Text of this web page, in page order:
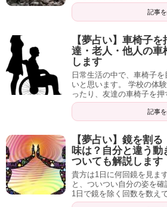
私も転職で悩んでいたのですが、そ
も記載していますので、是非！
↓紹介記事はこちら
【電話占い】ヴェルニ
る先生を調査！体験談
「電話占い」という占いの
名の通り、電話で有名占い
のです。 今では20代...
dehi2.com
記事
【夢占い】車椅子
達・老人・他人の車
します
日常生活の中で、車椅子
いと思います。 学校の体
ったり、友達の車椅子を
記事
【夢占い】鏡を割
味は？自分と違う動
ついても解説します
貴方は1日に何回鏡を見ま
と、ついつい自分の姿を確
1日で鏡を除く回数を数え